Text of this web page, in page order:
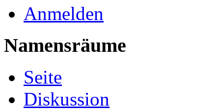
Anmelden
Namensräume
Seite
Diskussion